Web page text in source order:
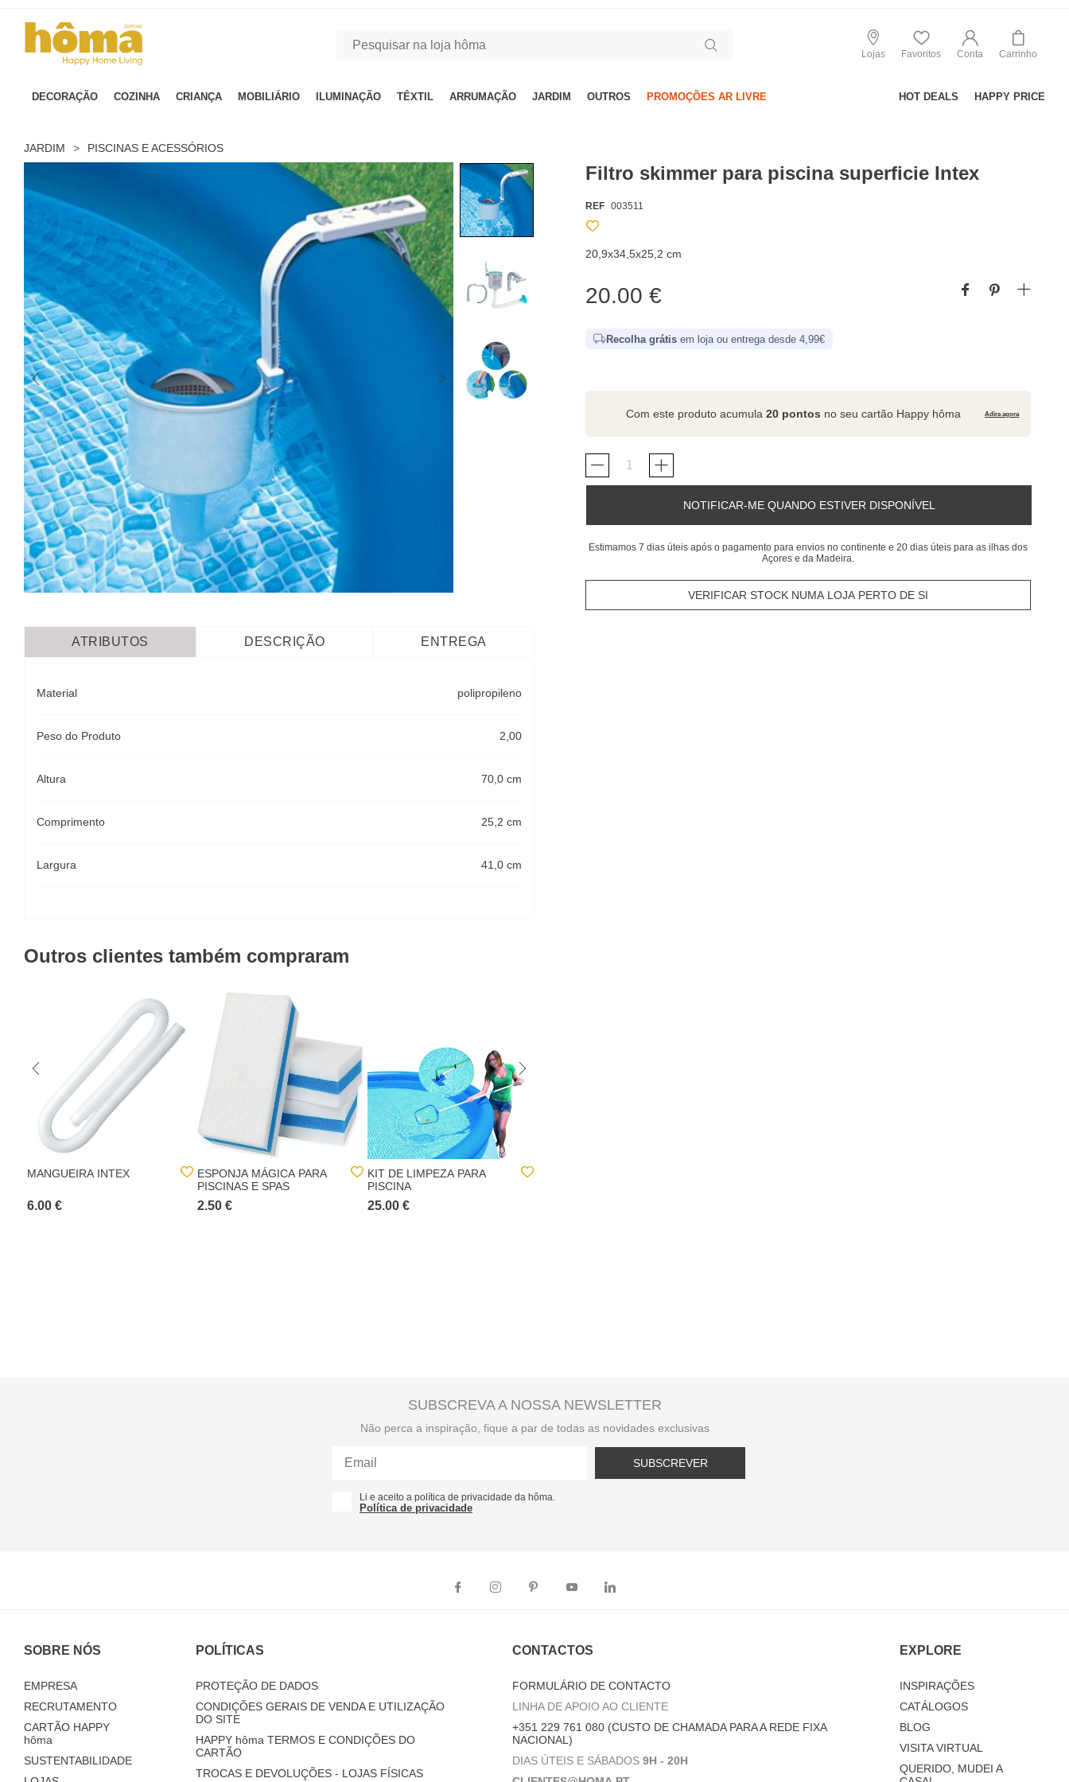
Lojas Favoritos Conta Carrinho
DECORAÇÃO COZINHA CRIANÇA MOBILIÁRIO ILUMINAÇÃO TÊXTIL ARRUMAÇÃO JARDIM OUTROS PROMOÇÕES AR LIVRE HOT DEALS HAPPY PRICE
JARDIM > PISCINAS E ACESSÓRIOS
Filtro skimmer para piscina superficie Intex
REF 003511
20,9x34,5x25,2 cm
20.00 €
Recolha grátis em loja ou entrega desde 4,99€
Com este produto acumula20 pontos no seu cartão Happy hôma Adira agora
NOTIFICAR-ME QUANDO ESTIVER DISPONÍVEL
Estimamos 7 dias úteis após o pagamento para envios no continente e 20 dias úteis para as ilhas dos
Açores e da Madeira.
VERIFICAR STOCK NUMA LOJA PERTO DE SI
ATRIBUTOS DESCRIÇÃO ENTREGA
Material polipropileno
Peso do Produto 2,00
Altura 70,0 cm
Comprimento 25,2 cm
Largura 41,0 cm
Outros clientes também compraram
MANGUEIRA INTEX
6.00 €
ESPONJA MÁGICA PARA
PISCINAS E SPAS
2.50 €
KIT DE LIMPEZA PARA
PISCINA
25.00 €
SUBSCREVA A NOSSA NEWSLETTER
Não perca a inspiração, fique a par de todas as novidades exclusivas
SUBSCREVER
Li e aceito a política de privacidade da hôma.
Política de privacidade
SOBRE NÓS
EMPRESA
RECRUTAMENTO
CARTÃO HAPPY
hôma
SUSTENTABILIDADE
POLÍTICAS
PROTEÇÃO DE DADOS
CONDIÇÕES GERAIS DE VENDA E UTILIZAÇÃO
DO SITE
HAPPY hôma TERMOS E CONDIÇÕES DO
CARTÃO
TROCAS E DEVOLUÇÕES - LOJAS FÍSICAS
CONTACTOS
FORMULÁRIO DE CONTACTO
LINHA DE APOIO AO CLIENTE
+351 229 761 080 (CUSTO DE CHAMADA PARA A REDE FIXA
NACIONAL)
DIAS ÚTEIS E SÁBADOS 9H - 20H
EXPLORE
INSPIRAÇÕES
CATÁLOGOS
BLOG
VISITA VIRTUAL
QUERIDO, MUDEI A